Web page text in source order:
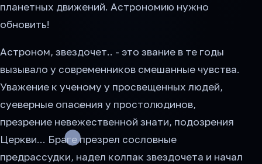
планетных движений. Астрономию нужно
обновить!
Астроном, звездочет.. - это звание в те годы
вызывало у современников смешанные чувства.
Уважение к ученому у просвещенных людей,
суеверные опасения у простолюдинов,
презрение невежественной знати, подозрения
Церкви... Браге презрел сословные
предрассудки, надел колпак звездочета и начал